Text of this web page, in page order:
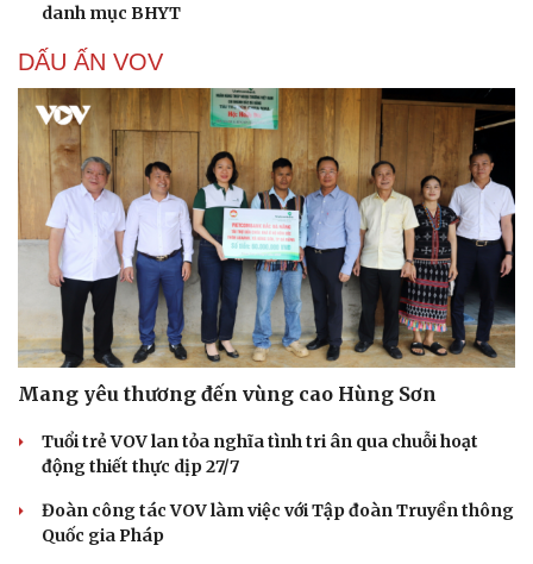
Cải chính
danh mục BHYT
DẤU ẤN VOV
Mang yêu thương đến vùng cao Hùng Sơn
Tuổi trẻ VOV lan tỏa nghĩa tình tri ân qua chuỗi hoạt
động thiết thực dịp 27/7
Đoàn công tác VOV làm việc với Tập đoàn Truyền thông
Quốc gia Pháp